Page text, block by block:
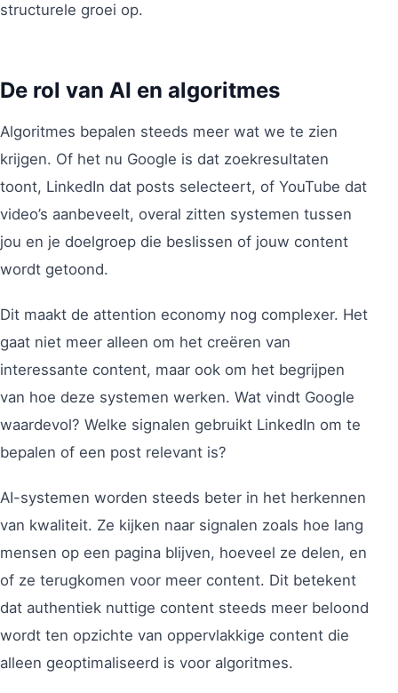
structurele groei op.
De rol van AI en algoritmes
Algoritmes bepalen steeds meer wat we te zien
krijgen. Of het nu Google is dat zoekresultaten
toont, LinkedIn dat posts selecteert, of YouTube dat
video’s aanbeveelt, overal zitten systemen tussen
jou en je doelgroep die beslissen of jouw content
wordt getoond.
Dit maakt de attention economy nog complexer. Het
gaat niet meer alleen om het creëren van
interessante content, maar ook om het begrijpen
van hoe deze systemen werken. Wat vindt Google
waardevol? Welke signalen gebruikt LinkedIn om te
bepalen of een post relevant is?
AI-systemen worden steeds beter in het herkennen
van kwaliteit. Ze kijken naar signalen zoals hoe lang
mensen op een pagina blijven, hoeveel ze delen, en
of ze terugkomen voor meer content. Dit betekent
dat authentiek nuttige content steeds meer beloond
wordt ten opzichte van oppervlakkige content die
alleen geoptimaliseerd is voor algoritmes.